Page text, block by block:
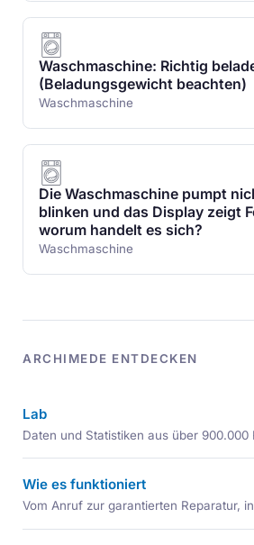
Waschmaschine: Richtig
(Beladungsgewicht beachten)
Waschmaschine
Die Waschmaschine pumpt
blinken und das Display zeigt
worum handelt es sich?
Waschmaschine
ARCHIMEDE ENTDECKEN
Lab
Daten und Statistiken aus über 900.000
Wie es funktioniert
Vom Anruf zur garantierten Reparatur,